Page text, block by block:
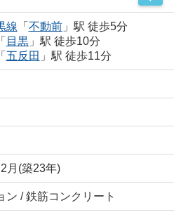
線 「 不動前」駅 徒歩5分
「 目黒」駅 徒歩10分
「 五反田 」駅 徒歩11分
月(築23年)
ン / 鉄筋コンクリート